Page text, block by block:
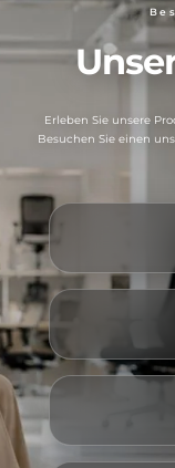
Erleben Sie unsere
Besuchen Sie einen